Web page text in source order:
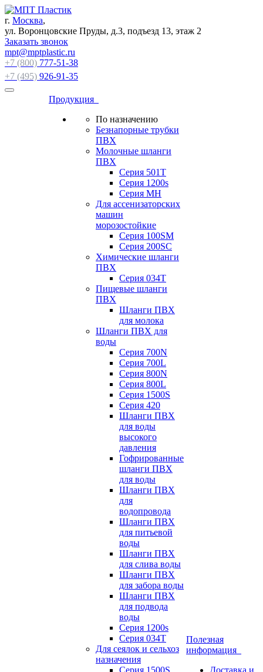
г. Москва,
ул. Воронцовские Пруды, д.3, подъезд 13, этаж 2
Заказать звонок
mpt@mptplastic.ru
+7 (800) 777-51-38
+7 (495) 926-91-35
Продукция
По назначению
Безнапорные трубки
ПВХ
Молочные шланги
ПВХ
Серия 501T
Серия 1200s
Серия МН
Для ассенизаторских
машин
морозостойкие
Серия 100SM
Серия 200SС
Химические шланги
ПВХ
Серия 034Т
Пищевые шланги
ПВХ
Шланги ПВХ
для молока
Шланги ПВХ для
воды
Серия 700N
Серия 700L
Серия 800N
Серия 800L
Серия 1500S
Серия 420
Шланги ПВХ
для воды
высокого
давления
Гофрированные
шланги ПВХ
для воды
Шланги ПВХ
для
водопровода
Шланги ПВХ
для питьевой
воды
Шланги ПВХ
для слива воды
Шланги ПВХ
для забора воды
Шланги ПВХ
для подвода
воды
Серия 1200s
Серия 034Т
Для сеялок и сельхоз
назначения
Серия 1500S
Полезная
информация
Доставка и